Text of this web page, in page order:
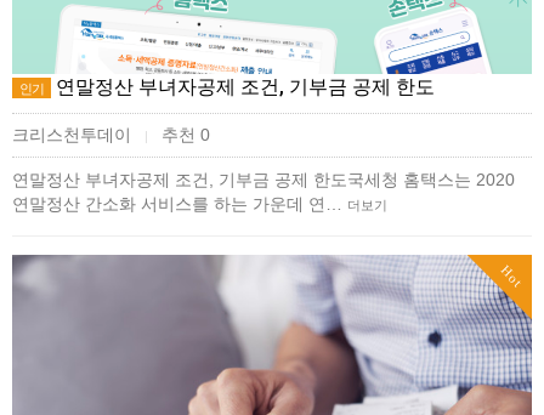
인기 연말정산 부녀자공제 조건, 기부금 공제 한도
크리스천투데이 추천 0
연말정산 부녀자공제 조건, 기부금 공제 한도국세청 홈택스는 2020
연말정산 간소화 서비스를 하는 가운데 연… 더보기
Hot